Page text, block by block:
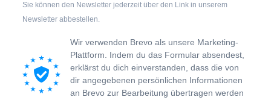
Sie können den Newsletter jederzeit über den Link in unserem
Newsletter abbestellen.
Wir verwenden Brevo als unsere Marketing-
Plattform. Indem du das Formular absendest,
erklärst du dich einverstanden, dass die von
dir angegebenen persönlichen Informationen
an Brevo zur Bearbeitung übertragen werden